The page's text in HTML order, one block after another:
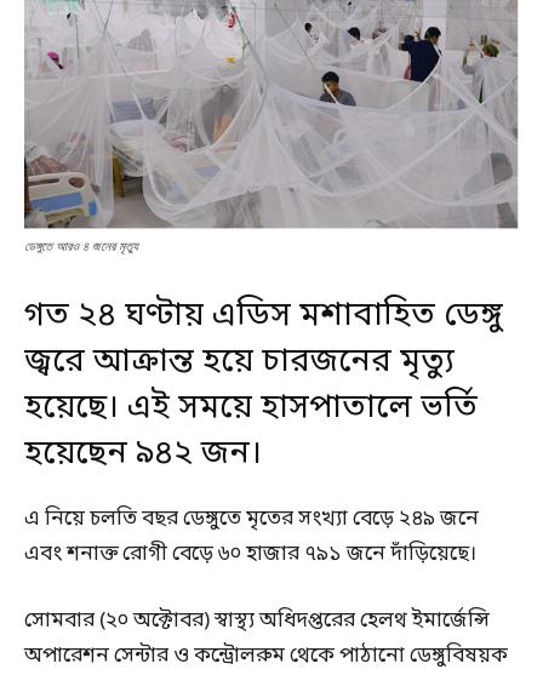
ডেঙ্গুতে আরও ৪ জনের মৃত্যু
গত ২৪ ঘণ্টায় এডিস মশাবাহিত ডেঙ্গু
জ্বরে আক্রান্ত হয়ে চারজনের মৃত্যু
হয়েছে। এই সময়ে হাসপাতালে ভর্তি
হয়েছেন ৯৪২ জন।
এ নিয়ে চলতি বছর ডেঙ্গুতে মৃতের সংখ্যা বেড়ে ২৪৯ জনে
এবং শনাক্ত রোগী বেড়ে ৬০ হাজার ৭৯১ জনে দাঁড়িয়েছে।
সোমবার (২০ অক্টোবর) স্বাস্থ্য অধিদপ্তরের হেলথ ইমার্জেন্সি
অপারেশন সেন্টার ও কন্ট্রোলরুম থেকে পাঠানো ডেঙ্গুবিষয়ক